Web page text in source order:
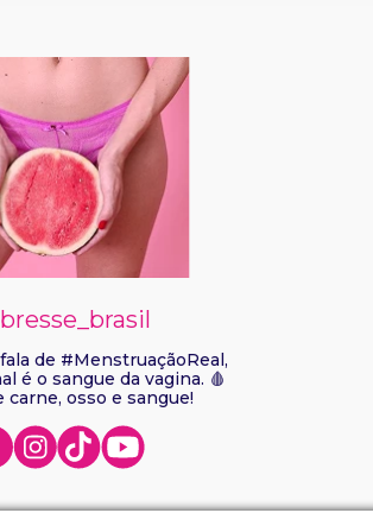
de #MenstruaçãoReal,
é o sangue da vagina. 🩸
carne, osso e sangue!